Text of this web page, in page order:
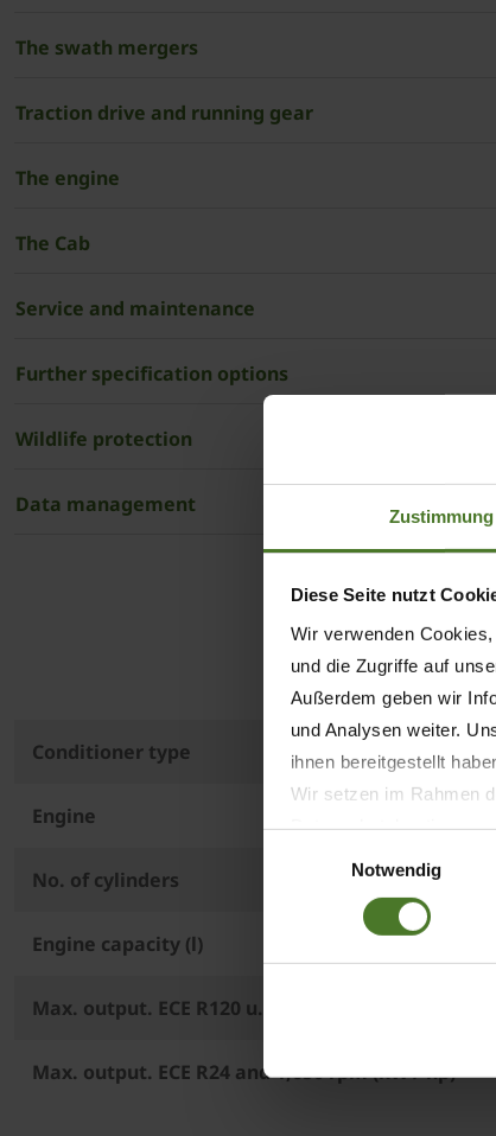
Zustimmung
Diese Seite nutzt
Wir verwenden
und die Zugriffe auf
Außerdem geben wir
und Analysen weiter.
ihnen bereitgestellt
Wir setzen im Rahmen
Daten bestehen kann.
Impressum
Notwendig
The swath mergers
Traction drive and running gear
The engine
The Cab
Service and maintenance
Further specification options
Wildlife protection
Data management
Conditioner type
Engine
No. of cylinders
Engine capacity (l)
Max. output. ECE R120 u. 1,650 rpm (kW / hp)
Max. output. ECE R24 and 1,650 rpm (kW / hp)